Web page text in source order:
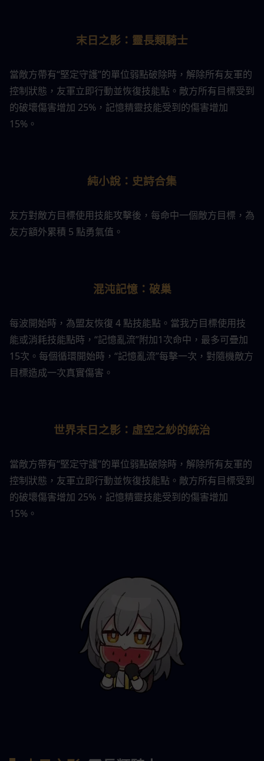
末日之影：靈長類騎士
當敵方帶有“堅定守護”的單位弱點破除時，解除所有友軍的
控制狀態，友軍立即行動並恢復技能點。敵方所有目標受到
的破壞傷害增加 25%，記憶精靈技能受到的傷害增加
15%。
純小說：史詩合集
友方對敵方目標使用技能攻擊後，每命中一個敵方目標，為
友方額外累積 5 點勇氣值。
混沌記憶：破巢
每波開始時，為盟友恢復 4 點技能點。當我方目標使用技
能或消耗技能點時，“記憶亂流”附加1次命中，最多可疊加
15次。每個循環開始時，“記憶亂流”每擊一次，對隨機敵方
目標造成一次真實傷害。
世界末日之影：虛空之紗的統治
當敵方帶有“堅定守護”的單位弱點破除時，解除所有友軍的
控制狀態，友軍立即行動並恢復技能點。敵方所有目標受到
的破壞傷害增加 25%，記憶精靈技能受到的傷害增加
15%。